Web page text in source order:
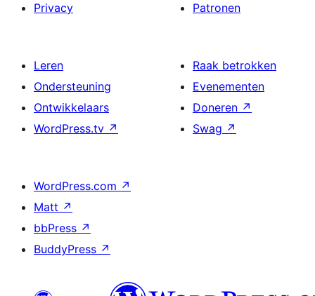
Privacy
Patronen
Leren
Ondersteuning
Ontwikkelaars
WordPress.tv ↗
Raak betrokken
Evenementen
Doneren ↗
Swag ↗
WordPress.com ↗
Matt ↗
bbPress ↗
BuddyPress ↗